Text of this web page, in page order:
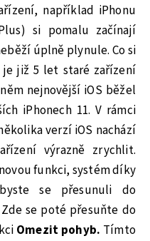
například iPhonu
si pomalu začínají
úplně plynule. Co si
je již 5 let staré zařízení
nejnovější iOS běžel
iPhonech 11. V rámci
verzí iOS nachází
výrazně zrychlit.
funkci, systém díky
se přesunuli do
se poté přesuňte do
Omezit pohyb. Tímto